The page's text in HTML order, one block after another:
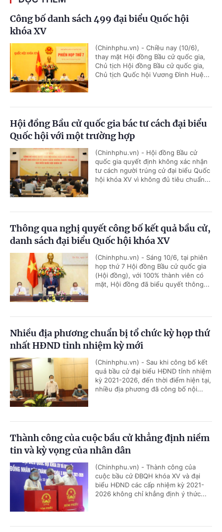
Công bố danh sách 499 đại biểu Quốc hội
khóa XV
(Chinhphu.vn) - Chiều nay (10/6),
thay mặt Hội đồng Bầu cử quốc gia,
Chủ tịch Hội đồng Bầu cử quốc gia,
Chủ tịch Quốc hội Vương Đình Huệ...
Hội đồng Bầu cử quốc gia bác tư cách đại biểu
Quốc hội với một trường hợp
(Chinhphu.vn) - Hội đồng Bầu cử
quốc gia quyết định không xác nhận
tư cách người trúng cử đại biểu Quốc
hội khóa XV vì không đủ tiêu chuẩn...
Thông qua nghị quyết công bố kết quả bầu cử,
danh sách đại biểu Quốc hội khóa XV
(Chinhphu.vn) - Sáng 10/6, tại phiên
họp thứ 7 Hội đồng Bầu cử quốc gia
(Hội đồng), với 100% thành viên có
mặt, Hội đồng đã biểu quyết thông...
Nhiều địa phương chuẩn bị tổ chức kỳ họp thứ
nhất HĐND tỉnh nhiệm kỳ mới
(Chinhphu.vn) - Sau khi công bố kết
quả bầu cử đại biểu HĐND tỉnh nhiệm
kỳ 2021-2026, đến thời điểm hiện tại,
nhiều địa phương đã công bố nội...
Thành công của cuộc bầu cử khẳng định niềm
tin và kỳ vọng của nhân dân
(Chinhphu.vn) - Thành công của
cuộc bầu cử ĐBQH khóa XV và đại
biểu HĐND các cấp nhiệm kỳ 2021-
2026 không chỉ khẳng định ý thức...